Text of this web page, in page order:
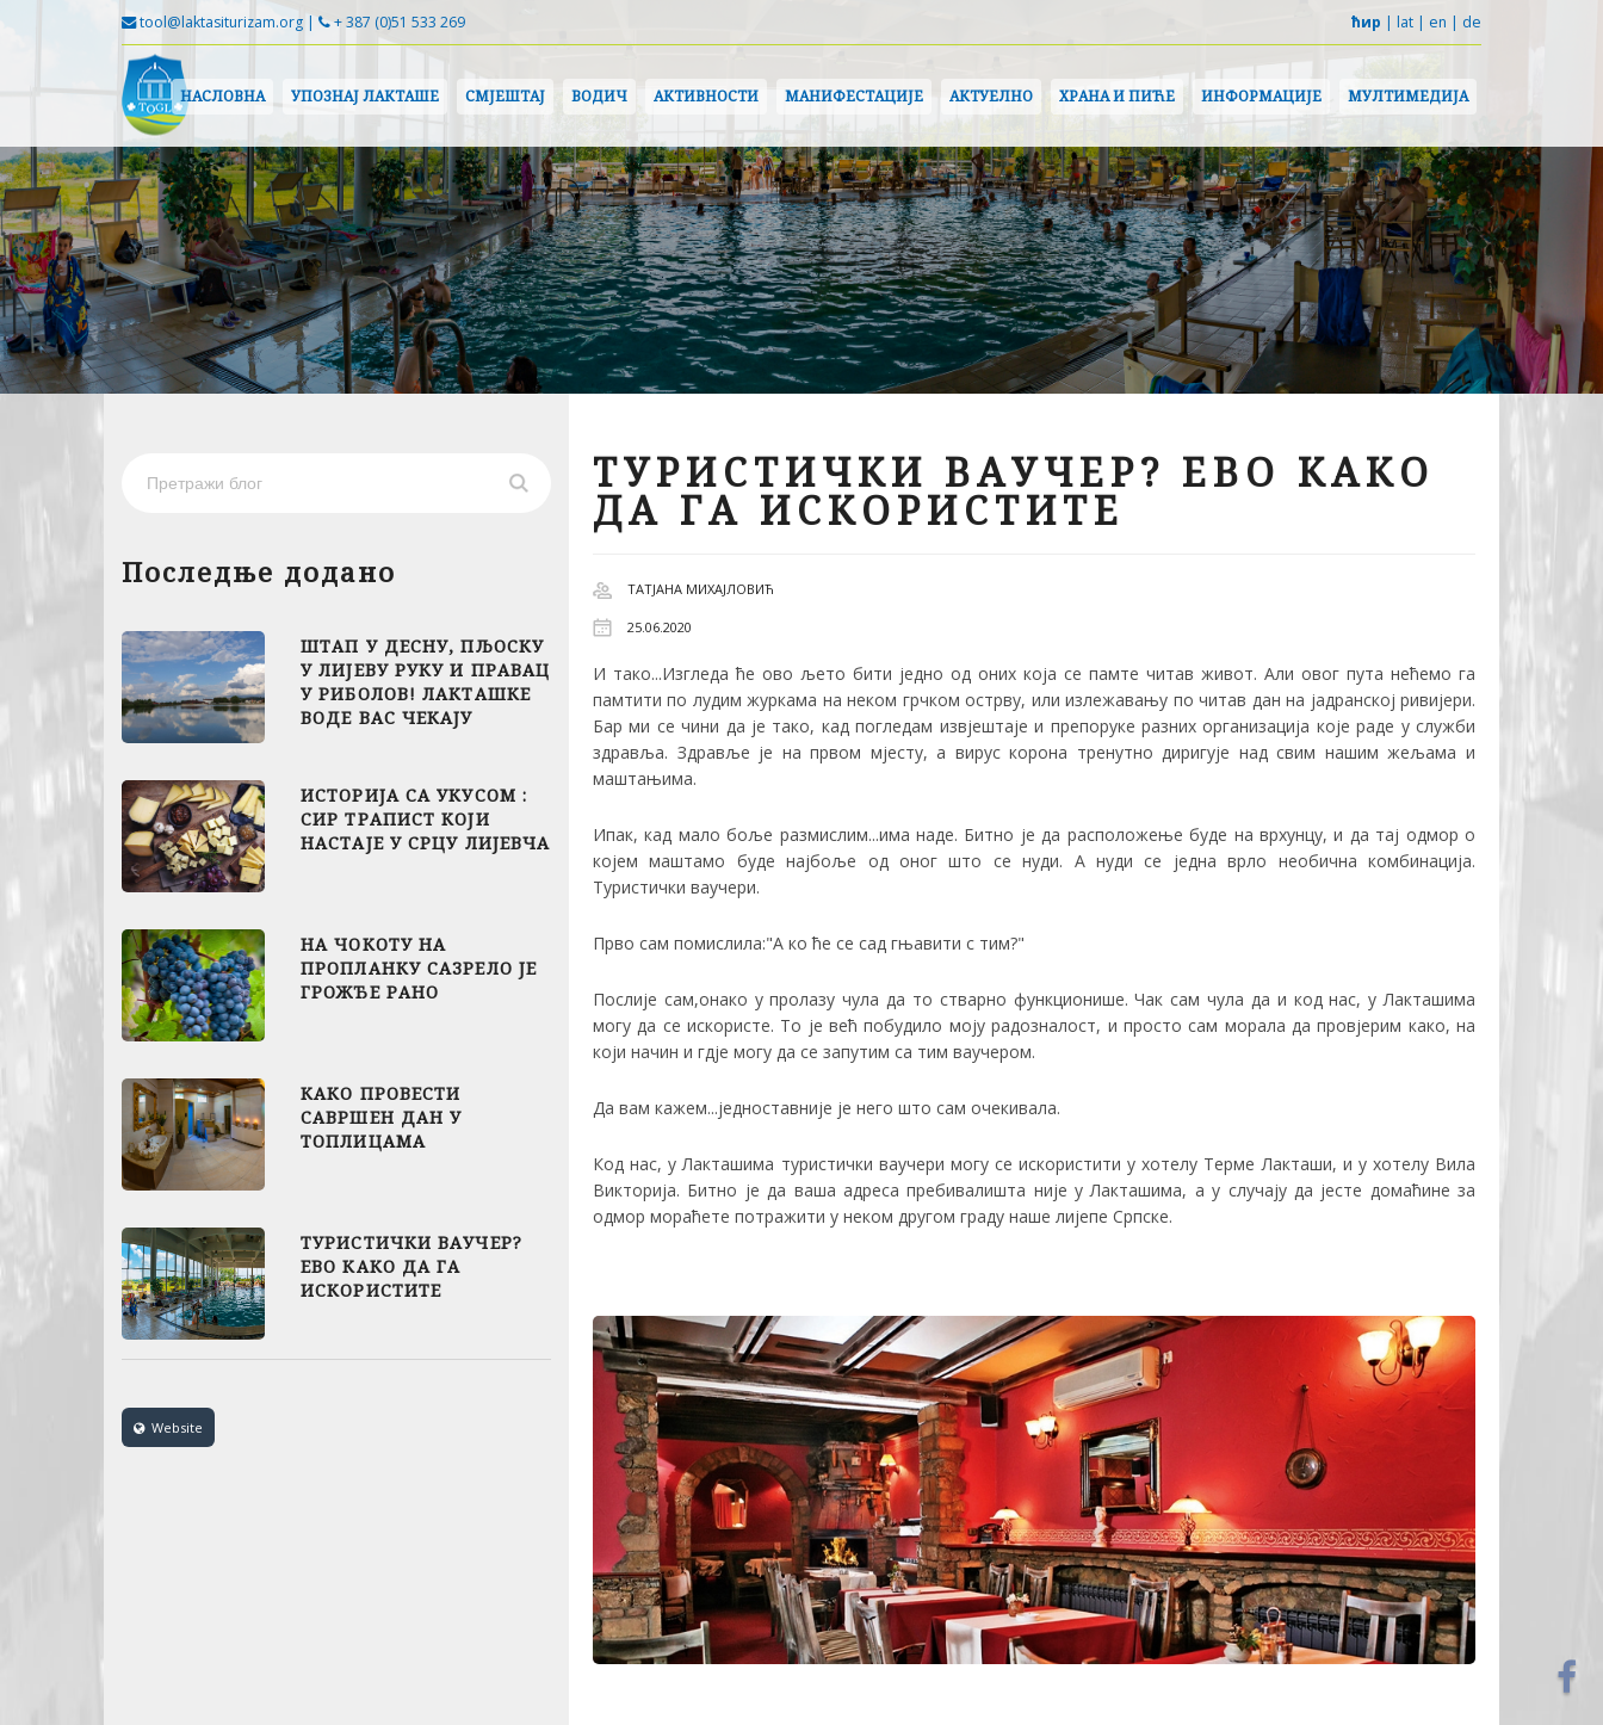
tool@laktasiturizam.org | + 387 (0)51 533 269 ћир | lat | en | de
НАСЛОВНА УПОЗНАЈ ЛАКТАШЕ СМЈЕШТАЈ ВОДИЧ АКТИВНОСТИ МАНИФЕСТАЦИЈЕ АКТУЕЛНО ХРАНА И ПИЋЕ ИНФОРМАЦИЈЕ МУЛТИМЕДИЈА
ТУРИСТИЧКИ ВАУЧЕР? ЕВО КАКО
ДА ГА ИСКОРИСТИТЕ
ТАТЈАНА МИХАЈЛОВИЋ
25.06.2020
И тако...Изгледа ће ово љето бити једно од оних која се памте читав живот. Али овог пута нећемо га
памтити по лудим журкама на неком грчком острву, или излежавању по читав дан на јадранској ривијери.
Бар ми се чини да је тако, кад погледам извјештаје и препоруке разних организација које раде у служби
здравља. Здравље је на првом мјесту, а вирус корона тренутно диригује над свим нашим жељама и
маштањима.
Ипак, кад мало боље размислим...има наде. Битно је да расположење буде на врхунцу, и да тај одмор о
којем маштамо буде најбоље од оног што се нуди. А нуди се једна врло необична комбинација.
Туристички ваучери.
Прво сам помислила:"А ко ће се сад гњавити с тим?"
Послије сам,онако у пролазу чула да то стварно функционише. Чак сам чула да и код нас, у Лакташима
могу да се искористе. То је већ побудило моју радозналост, и просто сам морала да провјерим како, на
који начин и гдје могу да се запутим са тим ваучером.
Да вам кажем...једноставније је него што сам очекивала.
Код нас, у Лакташима туристички ваучери могу се искористити у хотелу Терме Лакташи, и у хотелу Вила
Викторија. Битно је да ваша адреса пребивалишта није у Лакташима, а у случају да јесте домаћине за
одмор мораћете потражити у неком другом граду наше лијепе Српске.
Последње додано
ШТАП У ДЕСНУ, ПЉОСКУ
У ЛИЈЕВУ РУКУ И ПРАВАЦ
У РИБОЛОВ! ЛАКТАШКЕ
ВОДЕ ВАС ЧЕКАЈУ
ИСТОРИЈА СА УКУСОМ :
СИР ТРАПИСТ КОЈИ
НАСТАЈЕ У СРЦУ ЛИЈЕВЧА
НА ЧОКОТУ НА
ПРОПЛАНКУ САЗРЕЛО ЈЕ
ГРОЖЂЕ РАНО
КАКО ПРОВЕСТИ
САВРШЕН ДАН У
ТОПЛИЦАМА
ТУРИСТИЧКИ ВАУЧЕР?
ЕВО КАКО ДА ГА
ИСКОРИСТИТЕ
Website